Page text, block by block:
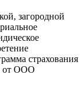
загородной
страхования
от ООО